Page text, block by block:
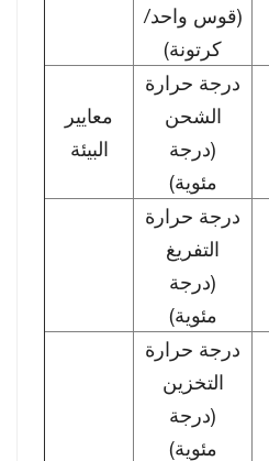
(قوس واحد/
كرتونة)
معايير
البيئة
درجة حرارة
الشحن
(درجة
مئوية)
درجة حرارة
التفريغ
(درجة
مئوية)
درجة حرارة
التخزين
(درجة
مئوية)